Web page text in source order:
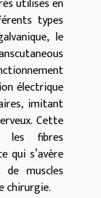
types
le
électrique
imitant
Cette
les fibres
qui s’avère
muscles
chirurgie.